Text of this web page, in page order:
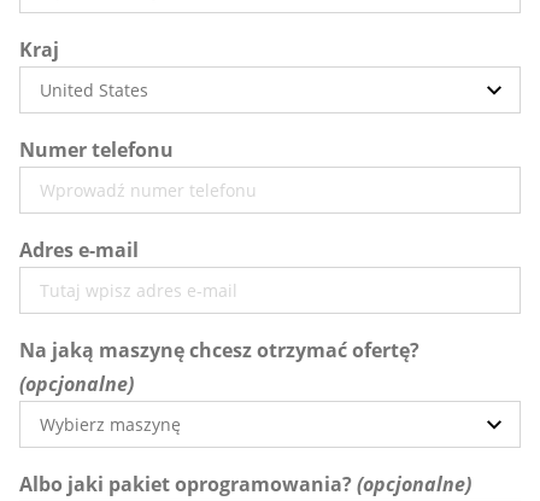
Kraj
Numer telefonu
Adres e-mail
Na jaką maszynę chcesz otrzymać ofertę?
Albo jaki pakiet oprogramowania?